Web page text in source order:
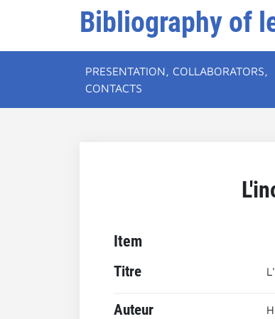
Bibliography of
PRESENTATION, COLLABORATORS,
CONTACTS
Item
Titre
Auteur